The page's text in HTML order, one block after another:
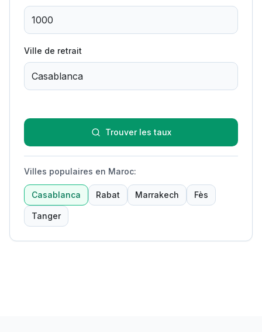
Ville de retrait
Trouver les taux
Villes populaires en Maroc:
Casablanca Rabat Marrakech Fès
Tanger